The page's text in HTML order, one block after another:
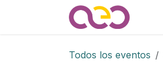
Todos los eventos